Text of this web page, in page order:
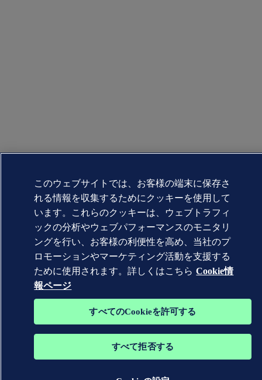
このウェブサイトでは、お客様の端末に保存さ
れる情報を収集するためにクッキーを使用して
います。これらのクッキーは、ウェブトラフィ
ックの分析やウェブパフォーマンスのモニタリ
ングを行い、お客様の利便性を高め、当社のプ
ロモーションやマーケティング活動を支援する
ために使用されます。詳しくはこちら Cookie情
報ページ
すべてのCookieを許可する
すべて拒否する